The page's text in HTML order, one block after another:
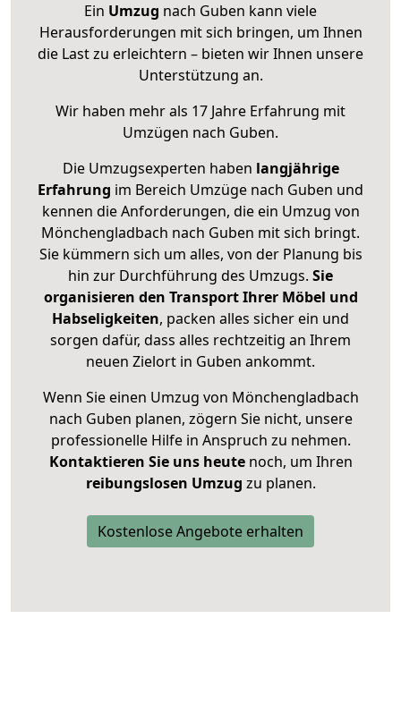
Ein Umzug nach Guben kann viele
Herausforderungen mit sich bringen, um Ihnen
die Last zu erleichtern – bieten wir Ihnen unsere
Unterstützung an.
Wir haben mehr als 17 Jahre Erfahrung mit
Umzügen nach Guben.
Die Umzugsexperten haben langjährige
Erfahrung im Bereich Umzüge nach Guben und
kennen die Anforderungen, die ein Umzug von
Mönchengladbach nach Guben mit sich bringt.
Sie kümmern sich um alles, von der Planung bis
hin zur Durchführung des Umzugs. Sie
organisieren den Transport Ihrer Möbel und
Habseligkeiten, packen alles sicher ein und
sorgen dafür, dass alles rechtzeitig an Ihrem
neuen Zielort in Guben ankommt.
Wenn Sie einen Umzug von Mönchengladbach
nach Guben planen, zögern Sie nicht, unsere
professionelle Hilfe in Anspruch zu nehmen.
Kontaktieren Sie uns heutenoch, um Ihren
reibungslosen Umzug zu planen.
Kostenlose Angebote erhalten